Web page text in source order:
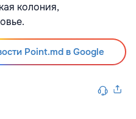
колония,
Point.md в Google